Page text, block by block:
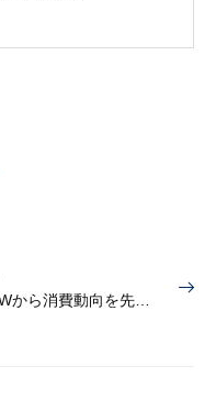
個社データ・業界統計・JCB消費NOWから消費動向を先取り